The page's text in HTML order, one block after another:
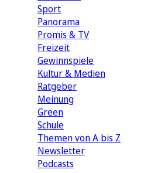
Sport
Panorama
Promis & TV
Freizeit
Gewinnspiele
Kultur & Medien
Ratgeber
Meinung
Green
Schule
Themen von A bis Z
Newsletter
Podcasts